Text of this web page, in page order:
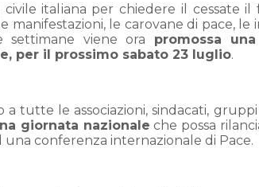
italiana per chiedere il cessate il
manifestazioni, le carovane di pace, le
viene ora promossa
per il prossimo sabato 23 luglio.
a tutte le associazioni, sindacati,
giornata nazionale che possa
conferenza internazionale di Pace.